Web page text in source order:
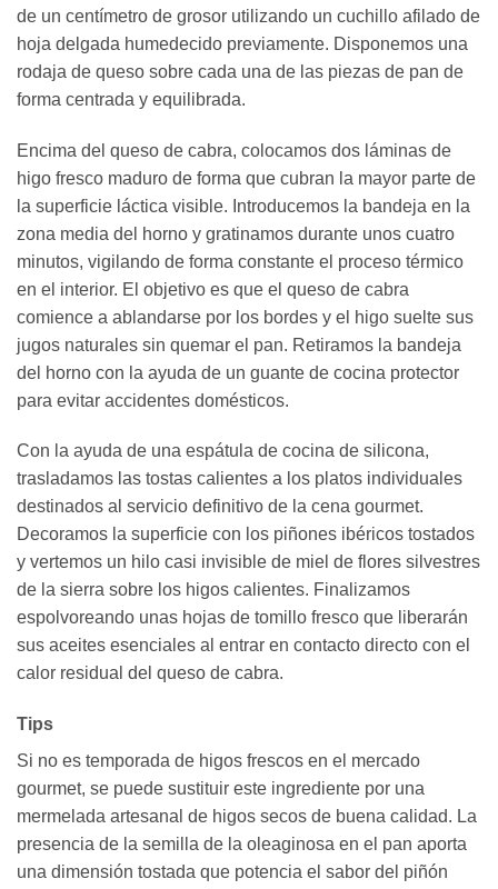
de un centímetro de grosor utilizando un cuchillo afilado de
hoja delgada humedecido previamente. Disponemos una
rodaja de queso sobre cada una de las piezas de pan de
forma centrada y equilibrada.
Encima del queso de cabra, colocamos dos láminas de
higo fresco maduro de forma que cubran la mayor parte de
la superficie láctica visible. Introducemos la bandeja en la
zona media del horno y gratinamos durante unos cuatro
minutos, vigilando de forma constante el proceso térmico
en el interior. El objetivo es que el queso de cabra
comience a ablandarse por los bordes y el higo suelte sus
jugos naturales sin quemar el pan. Retiramos la bandeja
del horno con la ayuda de un guante de cocina protector
para evitar accidentes domésticos.
Con la ayuda de una espátula de cocina de silicona,
trasladamos las tostas calientes a los platos individuales
destinados al servicio definitivo de la cena gourmet.
Decoramos la superficie con los piñones ibéricos tostados
y vertemos un hilo casi invisible de miel de flores silvestres
de la sierra sobre los higos calientes. Finalizamos
espolvoreando unas hojas de tomillo fresco que liberarán
sus aceites esenciales al entrar en contacto directo con el
calor residual del queso de cabra.
Tips
Si no es temporada de higos frescos en el mercado
gourmet, se puede sustituir este ingrediente por una
mermelada artesanal de higos secos de buena calidad. La
presencia de la semilla de la oleaginosa en el pan aporta
una dimensión tostada que potencia el sabor del piñón